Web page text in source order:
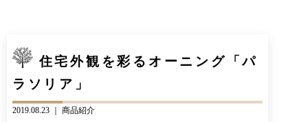
お問い合わせ
CONTACT
ブログ
INFORMATION
住宅外観を彩るオーニング「パ
ラソリア」
2019.08.23 ｜ 商品紹介